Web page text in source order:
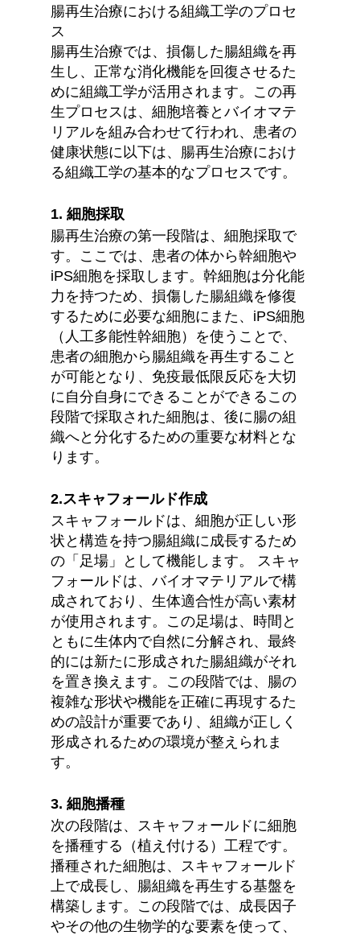
腸再生治療における組織工学のプロセ
ス
腸再生治療では、損傷した腸組織を再
生し、正常な消化機能を回復させるた
めに組織工学が活用されます。この再
生プロセスは、細胞培養とバイオマテ
リアルを組み合わせて行われ、患者の
健康状態に以下は、腸再生治療におけ
る組織工学の基本的なプロセスです。
1. 細胞採取
腸再生治療の第一段階は、細胞採取で
す。ここでは、患者の体から幹細胞や
iPS細胞を採取します。幹細胞は分化能
力を持つため、損傷した腸組織を修復
するために必要な細胞にまた、iPS細胞
（人工多能性幹細胞）を使うことで、
患者の細胞から腸組織を再生すること
が可能となり、免疫最低限反応を大切
に自分自身にできることができるこの
段階で採取された細胞は、後に腸の組
織へと分化するための重要な材料とな
ります。
2.スキャフォールド作成
スキャフォールドは、細胞が正しい形
状と構造を持つ腸組織に成長するため
の「足場」として機能します。 スキャ
フォールドは、バイオマテリアルで構
成されており、生体適合性が高い素材
が使用されます。この足場は、時間と
ともに生体内で自然に分解され、最終
的には新たに形成された腸組織がそれ
を置き換えます。この段階では、腸の
複雑な形状や機能を正確に再現するた
めの設計が重要であり、組織が正しく
形成されるための環境が整えられま
す。
3. 細胞播種
次の段階は、スキャフォールドに細胞
を播種する（植え付ける）工程です。
播種された細胞は、スキャフォールド
上で成長し、腸組織を再生する基盤を
構築します。この段階では、成長因子
やその他の生物学的な要素を使って、